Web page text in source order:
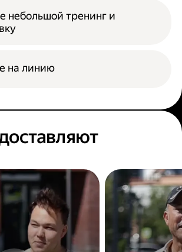
небольшой тренинг и
на линию